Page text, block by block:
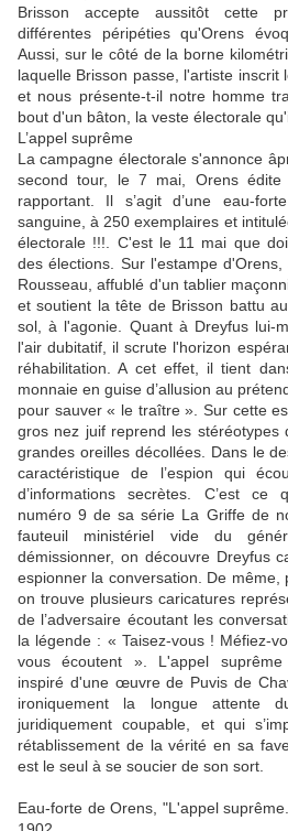
Brisson accepte aussitôt cette
différentes péripéties qu'Orens
Aussi, sur le côté de la borne
laquelle Brisson passe, l'artiste
et nous présente-t-il notre homme
bout d'un bâton, la veste électorale
L’appel suprême
La campagne électorale s'annonce
second tour, le 7 mai, Orens édite
rapportant. Il s’agit d’une eau-
sanguine, à 250 exemplaires et
électorale !!!. C'est le 11 mai que
des élections. Sur l'estampe
Rousseau, affublé d'un tablier
et soutient la tête de Brisson battu
sol, à l'agonie. Quant à Dreyfus lui-
l'air dubitatif, il scrute l'horizon
réhabilitation. A cet effet, il tient
monnaie en guise d’allusion au
pour sauver « le traître ». Sur cette
gros nez juif reprend les stéréotypes
grandes oreilles décollées. Dans le
caractéristique de l’espion qui
d’informations secrètes. C’est ce
numéro 9 de sa série La Griffe de
fauteuil ministériel vide du
démissionner, on découvre Dreyfus
espionner la conversation. De même,
on trouve plusieurs caricatures
de l’adversaire écoutant les
la légende : « Taisez-vous ! Méfiez-
vous écoutent ». L'appel suprême
inspiré d'une œuvre de Puvis de
ironiquement la longue attente
juridiquement coupable, et qui
rétablissement de la vérité en sa
est le seul à se soucier de son sort.
Eau-forte de Orens, "L'appel